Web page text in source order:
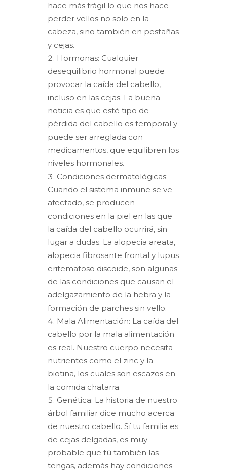
hace más frágil lo que nos hace
perder vellos no solo en la
cabeza, sino también en pestañas
y cejas.
Hormonas: Cualquier
desequilibrio hormonal puede
provocar la caída del cabello,
incluso en las cejas. La buena
noticia es que esté tipo de
pérdida del cabello es temporal y
puede ser arreglada con
medicamentos, que equilibren los
niveles hormonales.
Condiciones dermatológicas:
Cuando el sistema inmune se ve
afectado, se producen
condiciones en la piel en las que
la caída del cabello ocurrirá, sin
lugar a dudas. La alopecia areata,
alopecia fibrosante frontal y lupus
eritematoso discoide, son algunas
de las condiciones que causan el
adelgazamiento de la hebra y la
formación de parches sin vello.
Mala Alimentación: La caída del
cabello por la mala alimentación
es real. Nuestro cuerpo necesita
nutrientes como el zinc y la
biotina, los cuales son escazos en
la comida chatarra.
Genética: La historia de nuestro
árbol familiar dice mucho acerca
de nuestro cabello. Sí tu familia es
de cejas delgadas, es muy
probable que tú también las
tengas, además hay condiciones